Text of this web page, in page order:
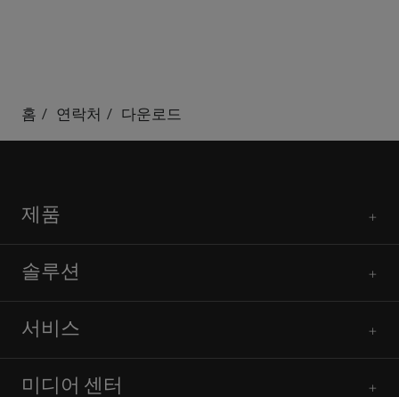
홈 연락처 다운로드
제품
솔루션
서비스
미디어 센터